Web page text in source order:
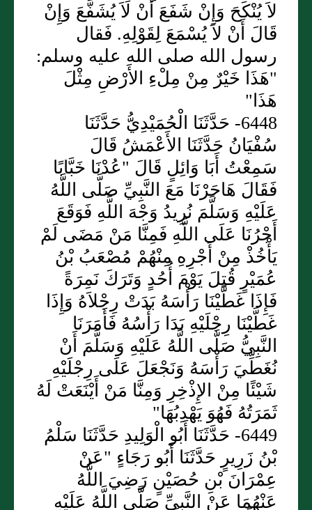
لاَ يُنْكَحَ وَإِنْ شَفَعَ أَنْ لاَ يُشَفَّعَ وَإِنْ
قَالَ أَنْ لاَ يُسْمَعَ لِقَوْلِهِ. فَقال
رسول الله صلى الله عليه وسلم:
"هَذَا خَيْرٌ مِنْ مِلْءِ الأَرْضِ مِثْلَ
هَذَا"
6448- حَدَّثَنَا الْحُمَيْدِيُّ حَدَّثَنَا
سُفْيَانُ حَدَّثَنَا الأَعْمَشُ قَالَ
سَمِعْتُ أَبَا وَائِلٍ قَالَ "عُدْنَا خَبَّابًا
فَقَالَ هَاجَرْنَا مَعَ النَّبِيِّ صَلَّى اللَّهُ
عَلَيْهِ وَسَلَّمَ نُرِيدُ وَجْهَ اللَّهِ فَوَقَعَ
أَجْرُنَا عَلَى اللَّهِ فَمِنَّا مَنْ مَضَى لَمْ
يَأْخُذْ مِنْ أَجْرِهِ مِنْهُمْ مُصْعَبُ بْنُ
عُمَيْرٍ قُتِلَ يَوْمَ أُحُدٍ وَتَرَكَ نَمِرَةً
فَإِذَا غَطَّيْنَا رَأْسَهُ بَدَتْ رِجْلاَهُ وَإِذَا
غَطَّيْنَا رِجْلَيْهِ بَدَا رَأْسُهُ فَأَمَرَنَا
النَّبِيُّ صَلَّى اللَّهُ عَلَيْهِ وَسَلَّمَ أَنْ
نُغَطِّيَ رَأْسَهُ وَنَجْعَلَ عَلَى رِجْلَيْهِ
شَيْئًا مِنْ الإِذْخِرِ وَمِنَّا مَنْ أَيْنَعَتْ لَهُ
ثَمَرَتُهُ فَهُوَ يَهْدِبُهَا"
6449- حَدَّثَنَا أَبُو الْوَلِيدِ حَدَّثَنَا سَلْمُ
بْنُ زَرِيرٍ حَدَّثَنَا أَبُو رَجَاءٍ "عَنْ
عِمْرَانَ بْنِ حُصَيْنٍ رَضِيَ اللَّهُ
عَنْهُمَا عَنْ النَّبِيِّ صَلَّى اللَّهُ عَلَيْهِ